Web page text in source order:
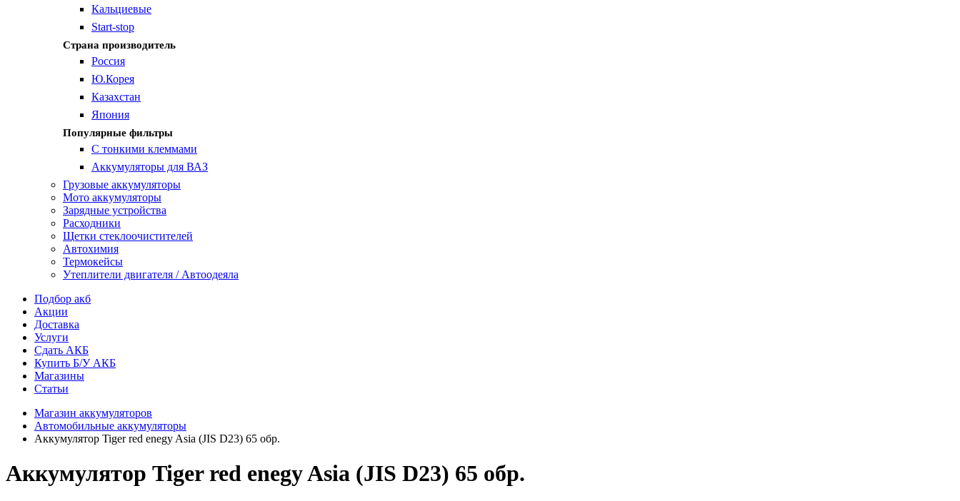
Кальциевые
Start-stop
Страна производитель
Россия
Ю.Корея
Казахстан
Япония
Популярные фильтры
С тонкими клеммами
Аккумуляторы для ВАЗ
Грузовые аккумуляторы
Мото аккумуляторы
Зарядные устройства
Расходники
Щетки стеклоочистителей
Автохимия
Термокейсы
Утеплители двигателя / Автоодеяла
Подбор акб
Акции
Доставка
Услуги
Сдать АКБ
Купить Б/У АКБ
Магазины
Статьи
Магазин аккумуляторов
Автомобильные аккумуляторы
Аккумулятор Tiger red enegy Asia (JIS D23) 65 обр.
Аккумулятор Tiger red enegy Asia (JIS D23) 65 обр.